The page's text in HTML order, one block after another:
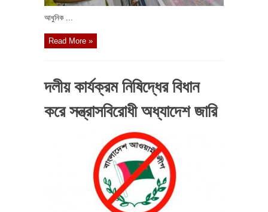
আধুনিক ...
Read More »
দলীয় কার্যক্রম নিষিদ্ধের বিধান
করে সন্ত্রাসবিরোধী অধ্যাদেশ জারি